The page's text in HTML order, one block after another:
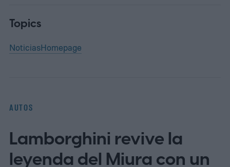
Topics
NoticiasHomepage
AUTOS
Lamborghini revive la
leyenda del Miura con un